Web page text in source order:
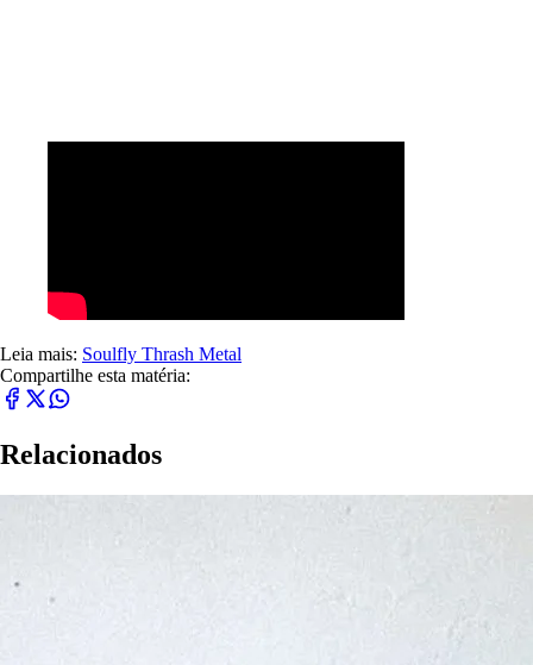
Leia mais: Soulfly Thrash Metal
Compartilhe esta matéria:
Relacionados